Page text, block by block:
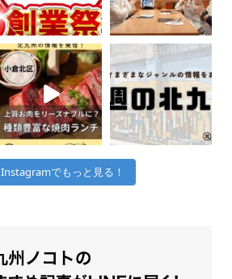
Instagramでもっと見る！